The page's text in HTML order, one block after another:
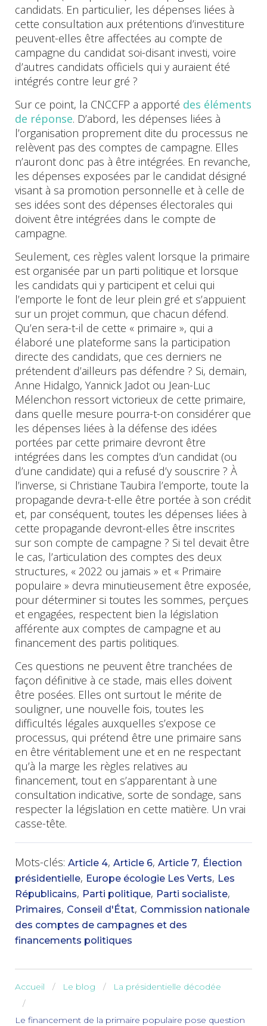
candidats. En particulier, les dépenses liées à
cette consultation aux prétentions d’investiture
peuvent-elles être affectées au compte de
campagne du candidat soi-disant investi, voire
d’autres candidats officiels qui y auraient été
intégrés contre leur gré ?
Sur ce point, la CNCCFP a apporté des éléments
de réponse. D’abord, les dépenses liées à
l’organisation proprement dite du processus ne
relèvent pas des comptes de campagne. Elles
n’auront donc pas à être intégrées. En revanche,
les dépenses exposées par le candidat désigné
visant à sa promotion personnelle et à celle de
ses idées sont des dépenses électorales qui
doivent être intégrées dans le compte de
campagne.
Seulement, ces règles valent lorsque la primaire
est organisée par un parti politique et lorsque
les candidats qui y participent et celui qui
l’emporte le font de leur plein gré et s’appuient
sur un projet commun, que chacun défend.
Qu’en sera-t-il de cette « primaire », qui a
élaboré une plateforme sans la participation
directe des candidats, que ces derniers ne
prétendent d’ailleurs pas défendre ? Si, demain,
Anne Hidalgo, Yannick Jadot ou Jean-Luc
Mélenchon ressort victorieux de cette primaire,
dans quelle mesure pourra-t-on considérer que
les dépenses liées à la défense des idées
portées par cette primaire devront être
intégrées dans les comptes d’un candidat (ou
d’une candidate) qui a refusé d’y souscrire ? À
l’inverse, si Christiane Taubira l’emporte, toute la
propagande devra-t-elle être portée à son crédit
et, par conséquent, toutes les dépenses liées à
cette propagande devront-elles être inscrites
sur son compte de campagne ? Si tel devait être
le cas, l’articulation des comptes des deux
structures, « 2022 ou jamais » et « Primaire
populaire » devra minutieusement être exposée,
pour déterminer si toutes les sommes, perçues
et engagées, respectent bien la législation
afférente aux comptes de campagne et au
financement des partis politiques.
Ces questions ne peuvent être tranchées de
façon définitive à ce stade, mais elles doivent
être posées. Elles ont surtout le mérite de
souligner, une nouvelle fois, toutes les
difficultés légales auxquelles s’expose ce
processus, qui prétend être une primaire sans
en être véritablement une et en ne respectant
qu’à la marge les règles relatives au
financement, tout en s’apparentant à une
consultation indicative, sorte de sondage, sans
respecter la législation en cette matière. Un vrai
casse-tête.
Mots-clés: Article 4, Article 6, Article 7, Élection
présidentielle, Europe écologie Les Verts, Les
Républicains, Parti politique, Parti socialiste,
Primaires, Conseil d'État, Commission nationale
des comptes de campagnes et des
financements politiques
Accueil Le blog La présidentielle décodée
Le financement de la primaire populaire pose question